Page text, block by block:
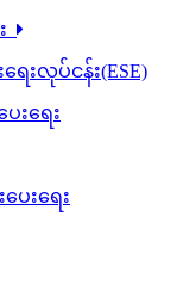
ေးလုပ်ငန်း(ESE)
းရေး
ေးရေး